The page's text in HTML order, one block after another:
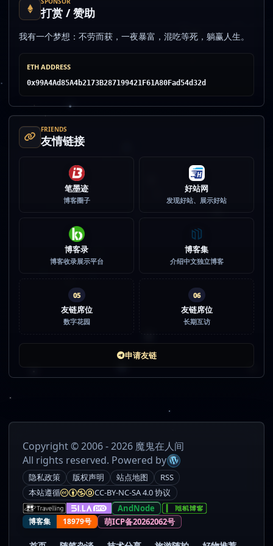
打赏 / 赞助
我有一个梦想：不劳而获，一夜暴富，混吃等死，躺赢人生。
ETH ADDRESS
0x99A4Ad85A4b2173B287199421F61A80Fad54d32d
FRIENDS
友情链接
笔墨迹
博客圈子
好站网
发现好站、展示好站
博客录
博客收录展示平台
博客集
介绍中文独立博客
05
友链席位
数字花园
06
友链席位
长期互访
申请友链
Copyright © 2006 - 2026 魔鬼在人间
All rights reserved. Powered by
隐私政策 版权声明 站点地图
RSS
本站遵循
CC-BY-NC-SA 4.0 协议
AndNode
博客集 18979号 萌ICP备20262062号